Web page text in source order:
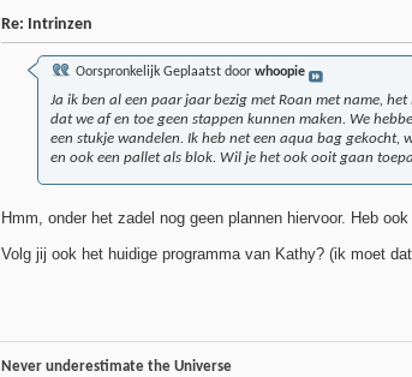
Re: Intrinzen
Oorspronkelijk Geplaatst door whoopie
Ja ik ben al een paar jaar bezig met Roan met name,
dat we af en toe geen stappen kunnen maken. We
een stukje wandelen. Ik heb net een aqua bag
en ook een pallet als blok. Wil je het ook ooit gaan
Hmm, onder het zadel nog geen plannen hiervoor. Heb
Volg jij ook het huidige programma van Kathy? (ik moet
Never underestimate the Universe